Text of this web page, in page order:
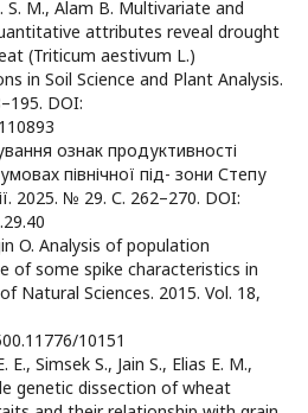
S. M., Alam B. Multivariate and
attributes reveal drought
(Triticum aestivum L.)
in Soil Science and Plant Analysis.
DOI:
ознак продуктивності
північної під- зони Степу
2025. № 29. С. 262–270. DOI:
O. Analysis of population
of some spike characteristics in
Natural Sciences. 2015. Vol. 18,
10151
Simsek S., Jain S., Elias E. M.,
genetic dissection of wheat